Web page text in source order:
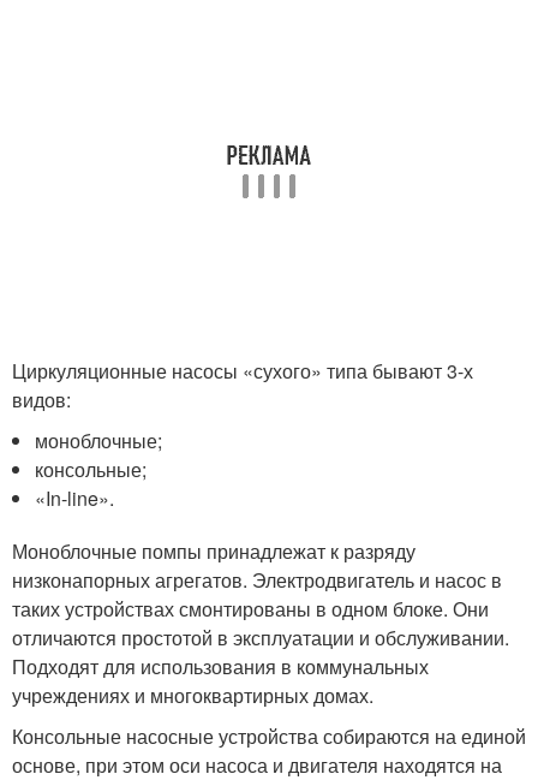
Циркуляционные насосы «сухого» типа бывают 3-х
видов:
моноблочные;
консольные;
«In-line».
Моноблочные помпы принадлежат к разряду
низконапорных агрегатов. Электродвигатель и насос в
таких устройствах смонтированы в одном блоке. Они
отличаются простотой в эксплуатации и обслуживании.
Подходят для использования в коммунальных
учреждениях и многоквартирных домах.
Консольные насосные устройства собираются на единой
основе, при этом оси насоса и двигателя находятся на